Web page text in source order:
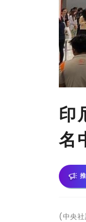
印
名
(中央